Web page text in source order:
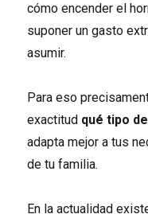
cómo encender el
suponer un gasto
asumir.
Para eso
exactitud qué tipo
adapta mejor a tus
de tu familia.
En la actualidad